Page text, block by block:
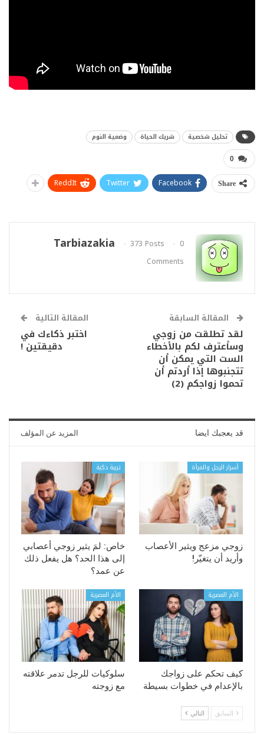
تحليل شخصية شريك الحياة وضعية النوم
0
Share
Facebook
Twitter
ReddIt
Tarbiazakia 373 Posts
0
Comments
المقالة السابقة
لقد تطلقت من زوجي
وسأعترف لكم بالأخطاء
الست التي يمكن أن
تتجنبوها إذا أردتم أن
تحموا زواجكم (2)
المقالة التالية
اختبر ذكاءك في
دقيقتين !
قد يعجبك ايضا المزيد عن المؤلف
أسرار الرجل والمرأة
زوجي مزعج ويثير الأعصاب
وأريد أن يتغيّر!
تربية ذكية
خاص: لمَ يثير زوجي أعصابي
إلى هذا الحد؟ هل يفعل ذلك
عن عمد؟
الأم العصرية
كيف تحكم على زواجك
بالإعدام في خطوات بسيطة
الأم العصرية
سلوكيات للرجل تدمر علاقته
مع زوجته
السابق التالي